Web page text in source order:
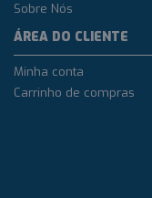
Sobre Nós
ÁREA DO CLIENTE
Minha conta
Carrinho de compras